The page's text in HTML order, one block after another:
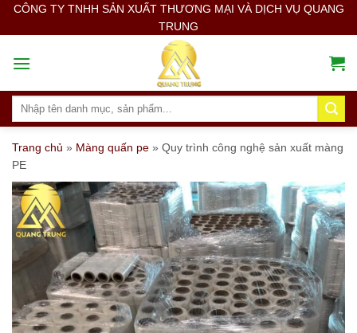
SkipCÔNG TY TNHH SẢN XUẤT THƯƠNG MẠI VÀ DỊCH VỤ QUANG
TRUNG
Search
Trang chủ » Màng quấn pe » Quy trình công nghệ sản xuất màng
PE